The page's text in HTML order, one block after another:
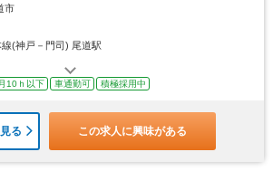
市
線(神戸－門司) 尾道駅
10ｈ以下 車通勤可 積極採用中
る この求人に興味がある